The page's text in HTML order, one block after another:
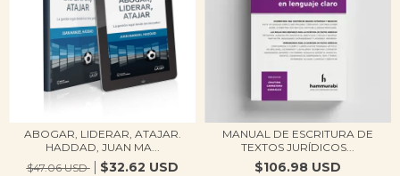
ABOGAR, LIDERAR, ATAJAR.
HADDAD, JUAN MA...
$47.06 USD
$32.62 USD
MANUAL DE ESCRITURA DE
TEXTOS JURÍDICOS...
$106.98 USD